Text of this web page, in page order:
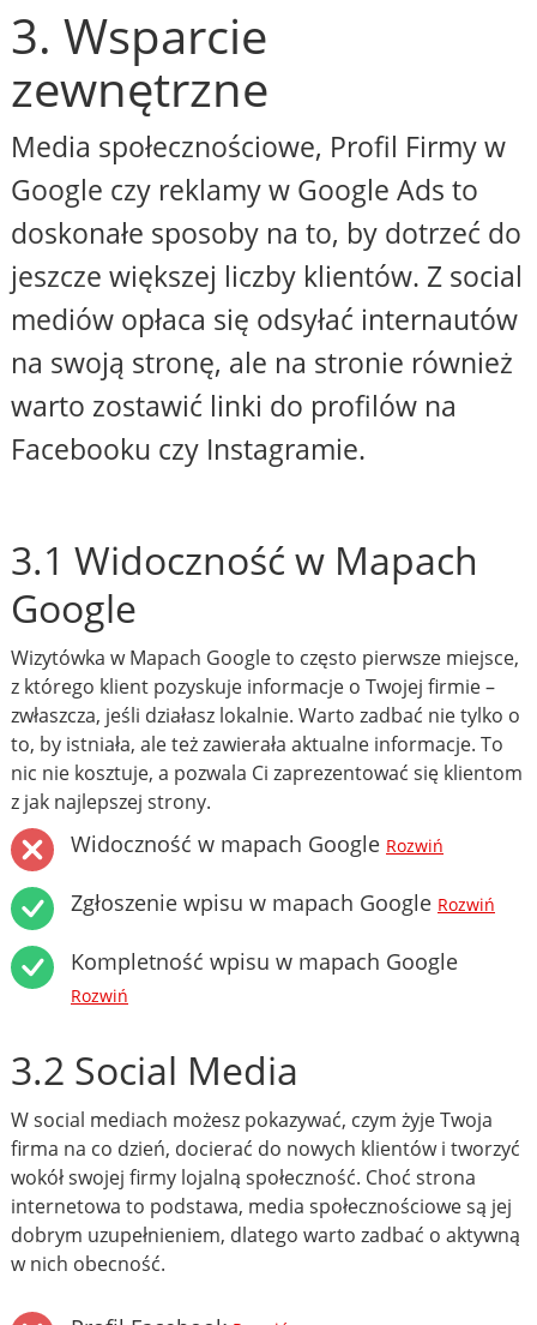
3. Wsparcie
zewnętrzne
Media społecznościowe, Profil Firmy w
Google czy reklamy w Google Ads to
doskonałe sposoby na to, by dotrzeć do
jeszcze większej liczby klientów. Z social
mediów opłaca się odsyłać internautów
na swoją stronę, ale na stronie również
warto zostawić linki do profilów na
Facebooku czy Instagramie.
3.1 Widoczność w Mapach
Google
Wizytówka w Mapach Google to często pierwsze miejsce,
z którego klient pozyskuje informacje o Twojej firmie –
zwłaszcza, jeśli działasz lokalnie. Warto zadbać nie tylko o
to, by istniała, ale też zawierała aktualne informacje. To
nic nie kosztuje, a pozwala Ci zaprezentować się klientom
z jak najlepszej strony.
Widoczność w mapach Google Rozwiń
Zgłoszenie wpisu w mapach Google Rozwiń
Kompletność wpisu w mapach Google
Rozwiń
3.2 Social Media
W social mediach możesz pokazywać, czym żyje Twoja
firma na co dzień, docierać do nowych klientów i tworzyć
wokół swojej firmy lojalną społeczność. Choć strona
internetowa to podstawa, media społecznościowe są jej
dobrym uzupełnieniem, dlatego warto zadbać o aktywną
w nich obecność.